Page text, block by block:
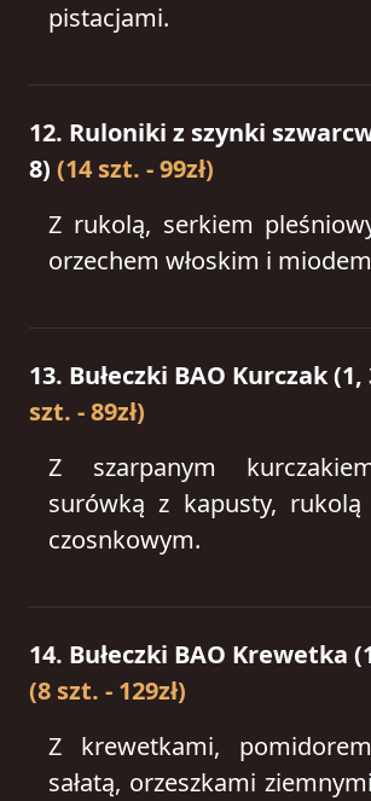
pistacjami.
12. Ruloniki z szynki
8) (14 szt. - 99zł)
Z rukolą, serkiem
orzechem włoskim i
13. Bułeczki BAO Kurczak (1,
szt. - 89zł)
Z szarpanym
surówką z kapusty,
czosnkowym.
14. Bułeczki BAO Krewetka
(8 szt. - 129zł)
Z krewetkami,
sałatą, orzeszkami